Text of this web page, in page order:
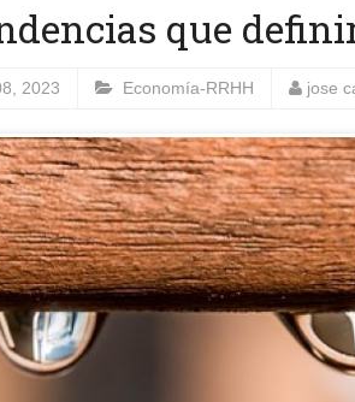
que
2023 Economía-RRHH jose